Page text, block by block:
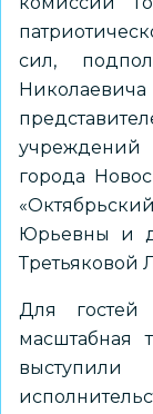
сил,
учреждений
города
Юрьевны и
Третьяковой
Для гостей
масштабная
выступили